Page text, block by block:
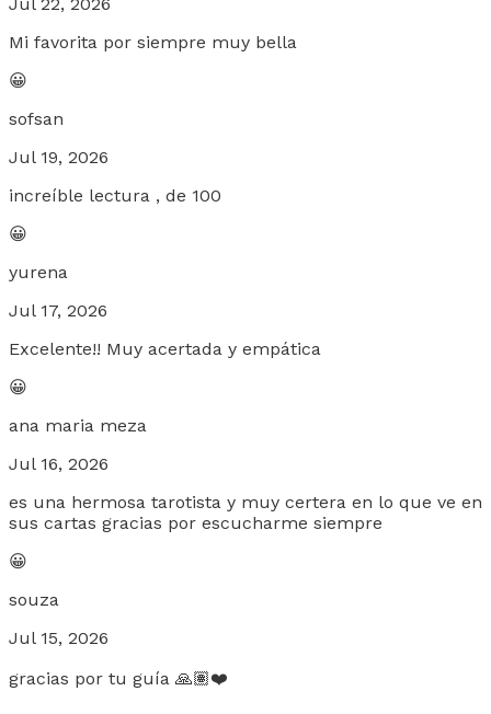
Mi favorita por siempre muy bella
😀
sofsan
Jul 19, 2026
increíble lectura , de 100
😀
yurena
Jul 17, 2026
Excelente!! Muy acertada y empática
😀
ana maria meza
Jul 16, 2026
es una hermosa tarotista y muy certera en lo que ve en
sus cartas gracias por escucharme siempre
😀
souza
Jul 15, 2026
gracias por tu guía 🙏🏽❤️